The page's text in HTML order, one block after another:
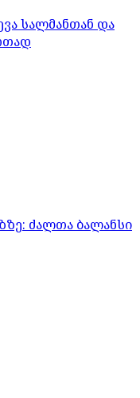
სალმანთან და
ძალთა ბალანსი